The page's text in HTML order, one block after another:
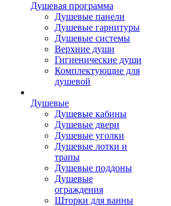
Душевая программа
Душевые панели
Душевые гарнитуры
Душевые системы
Верхние души
Гигиенические души
Комплектующие для
душевой
Душевые
Душевые кабины
Душевые двери
Душевые уголки
Душевые лотки и
трапы
Душевые поддоны
Душевые
ограждения
Шторки для ванны